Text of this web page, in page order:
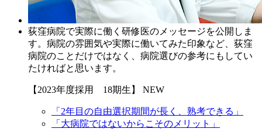
荻窪病院で実際に働く研修医のメッセージを公開しま
す。病院の雰囲気や実際に働いてみた印象など、荻窪
病院のことだけではなく、病院選びの参考にもしてい
たければと思います。
【2023年度採用 18期生】 NEW
「2年目の自由選択期間が長く、熟考できる」
「大病院ではないからこそのメリット」